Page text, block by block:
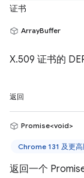
证书
ArrayBuffer
X.509 证书的
返回
Promise<void>
Chrome 131 及更
返回一个